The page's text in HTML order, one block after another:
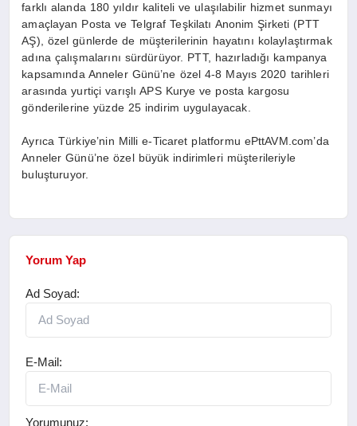
farklı alanda 180 yıldır kaliteli ve ulaşılabilir hizmet sunmayı
amaçlayan Posta ve Telgraf Teşkilatı Anonim Şirketi (PTT
AŞ), özel günlerde de müşterilerinin hayatını kolaylaştırmak
adına çalışmalarını sürdürüyor. PTT, hazırladığı kampanya
kapsamında Anneler Günü’ne özel 4-8 Mayıs 2020 tarihleri
arasında yurtiçi varışlı APS Kurye ve posta kargosu
gönderilerine yüzde 25 indirim uygulayacak.
Ayrıca Türkiye’nin Milli e-Ticaret platformu ePttAVM.com’da
Anneler Günü’ne özel büyük indirimleri müşterileriyle
buluşturuyor.
Yorum Yap
Ad Soyad:
E-Mail:
Yorumunuz: